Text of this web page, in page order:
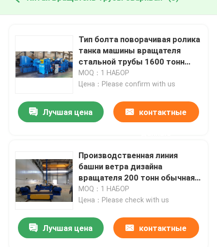
Тип болта поворачивая ролика
танка машины вращателя
стальной трубы 1600 тонн
сваривая анти- перемещаясь
фиксированный
MOQ：1 НАБОР
Цена：Please confirm with us
Лучшая цена контактные
Производственная линия
башни ветра дизайна
вращателя 200 тонн обычная
сваривая
MOQ：1 НАБОР
Цена：Please check with us
Лучшая цена контактные